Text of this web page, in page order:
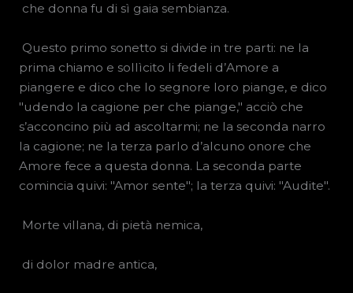
che donna fu di sì gaia sembianza.
Questo primo sonetto si divide in tre parti: ne la
prima chiamo e sollìcito li fedeli d’Amore a
piangere e dico che lo segnore loro piange, e dico
"udendo la cagione per che piange," acciò che
s’acconcino più ad ascoltarmi; ne la seconda narro
la cagione; ne la terza parlo d’alcuno onore che
Amore fece a questa donna. La seconda parte
comincia quivi: "Amor sente"; la terza quivi: "Audite".
Morte villana, di pietà nemica,
di dolor madre antica,